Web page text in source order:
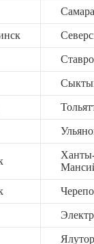
Самара